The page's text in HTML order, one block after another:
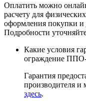
Оплатить можно
расчету для
оформления покупки и
Подробности
Какие условия
ограждение
Гарантия
производителя и
здесь.